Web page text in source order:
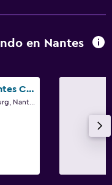
en Nantes
Okko Hotels Nantes Centre Ville